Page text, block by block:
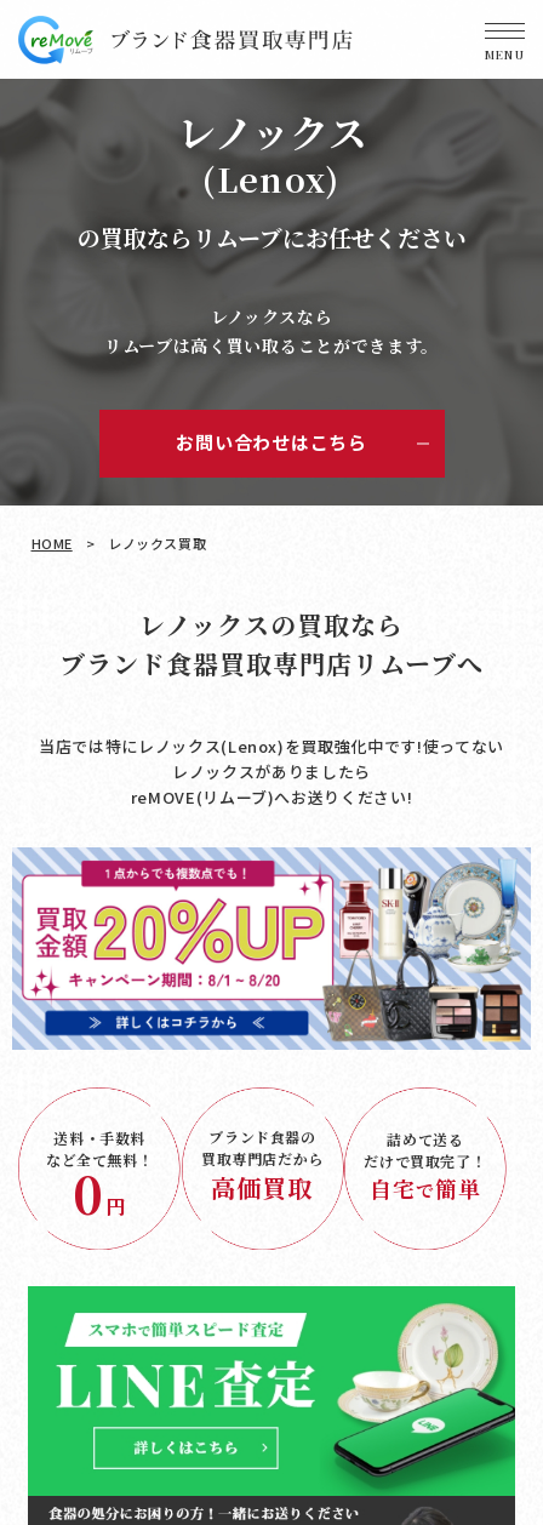
MENU
レノックス
(Lenox)
の買取ならリムーブにお任せください
レノックスなら
リムーブは高く買い取ることができます。
お問い合わせはこちら
HOME > レノックス買取
レノックスの買取なら
ブランド食器買取専門店リムーブへ
当店では特にレノックス(Lenox)を買取強化中です!使ってない
レノックスがありましたら
reMOVE(リムーブ)へお送りください!
送料・手数料
など全て無料！
0 円
ブランド食器の
買取専門店だから
高価買取
詰めて送る
だけで買取完了！
自宅で簡単